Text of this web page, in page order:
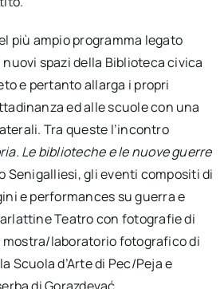
più ampio programma legato
spazi della Biblioteca civica
e pertanto allarga i propri
ed alle scuole con una
Tra queste l’incontro
Le biblioteche e le nuove guerre
Senigalliesi, gli eventi compositi di
e performances su guerra e
Teatro con fotografie di
mostra/laboratorio fotografico di
Scuola d’Arte di Pec/Peja e